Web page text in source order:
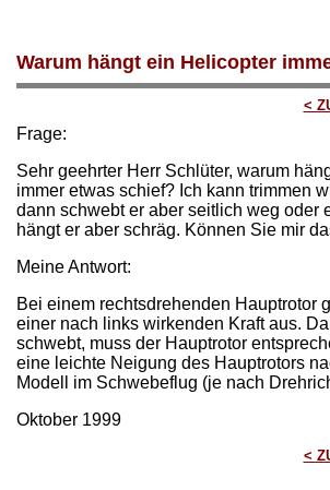
Warum hängt ein Helicopter
<
Frage:
Sehr geehrter Herr Schlüter, warum
immer etwas schief? Ich kann trimmen
dann schwebt er aber seitlich weg oder
hängt er aber schräg. Können Sie mir
Meine Antwort:
Bei einem rechtsdrehenden Hauptrotor
einer nach links wirkenden Kraft aus.
schwebt, muss der Hauptrotor
eine leichte Neigung des Hauptrotors
Modell im Schwebeflug (je nach
Oktober 1999
<